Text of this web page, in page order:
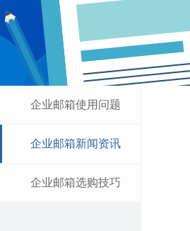
企业邮箱使用问题
企业邮箱新闻资讯
企业邮箱选购技巧